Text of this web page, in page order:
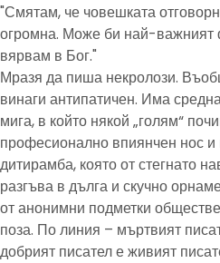
"Смятам, че човешката
огромна. Може би най-важният
вярвам в Бог."
Мразя да пиша некролози.
винаги антипатичен. Има
мига, в който някой „голям“
професионално впиянчен нос и
дитирамба, която от стегнато
разгъва в дълга и скучно
от анонимни подметки
поза. По линия – мъртвият
добрият писател е живият